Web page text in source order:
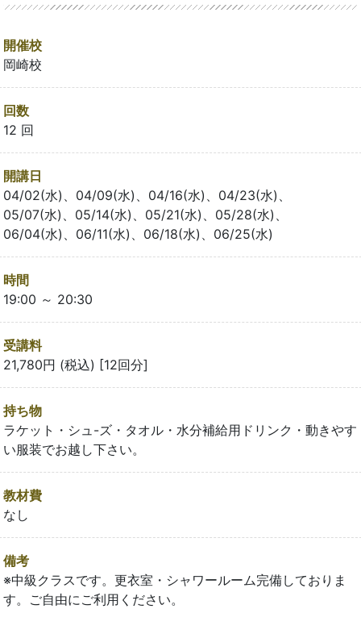
開催校
岡崎校
回数
12 回
開講日
04/02(水)、04/09(水)、04/16(水)、04/23(水)、
05/07(水)、05/14(水)、05/21(水)、05/28(水)、
06/04(水)、06/11(水)、06/18(水)、06/25(水)
時間
19:00 ～ 20:30
受講料
21,780円 (税込) [12回分]
持ち物
ラケット・シュ-ズ・タオル・水分補給用ドリンク・動きやす
い服装でお越し下さい。
教材費
なし
備考
※中級クラスです。更衣室・シャワールーム完備しておりま
す。ご自由にご利用ください。